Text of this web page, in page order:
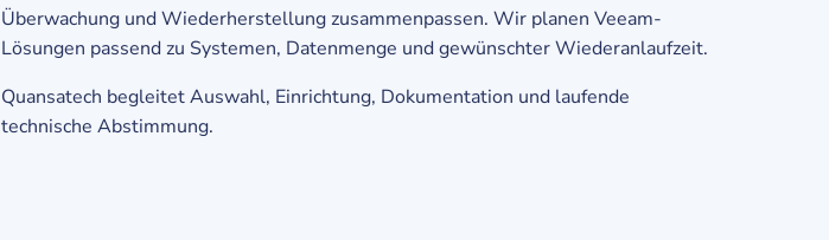
Überwachung und Wiederherstellung zusammenpassen. Wir planen Veeam-
Lösungen passend zu Systemen, Datenmenge und gewünschter Wiederanlaufzeit.
Quansatech begleitet Auswahl, Einrichtung, Dokumentation und laufende
technische Abstimmung.